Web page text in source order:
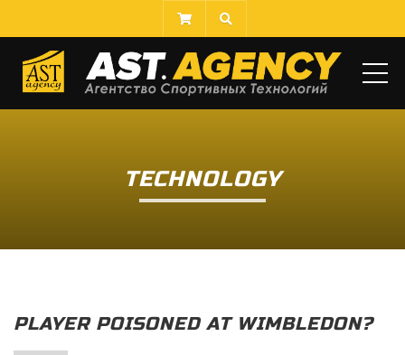
TECHNOLOGY
PLAYER POISONED AT WIMBLEDON?